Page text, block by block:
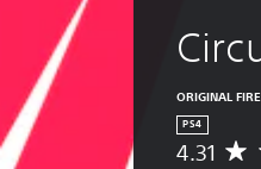
ORIGINAL
PS4
G
4.31